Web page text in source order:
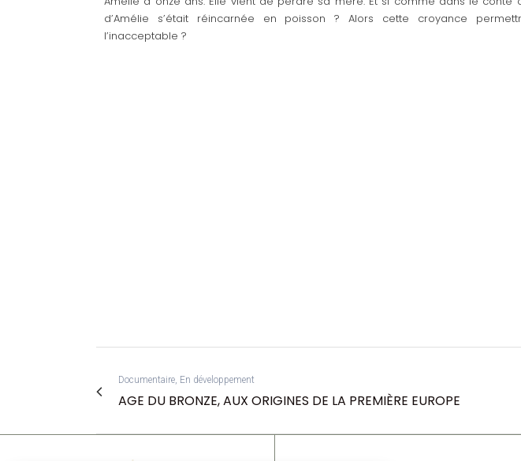
d’Amélie s’était réincarnée en poisson ? Alors cette croyance
l’inacceptable ?
Documentaire, En développement
AGE DU BRONZE, AUX ORIGINES DE LA PREMIÈRE EUROPE